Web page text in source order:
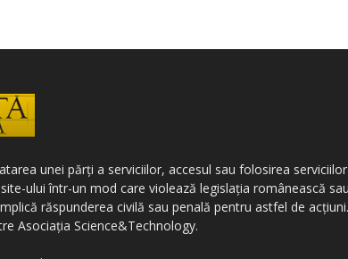
unei părți a serviciilor, accesul sau folosirea serviciilor
ului într-un mod care violează legislația românească sau
răspunderea civilă sau penală pentru astfel de acțiuni.
Asociația Science&Technology.